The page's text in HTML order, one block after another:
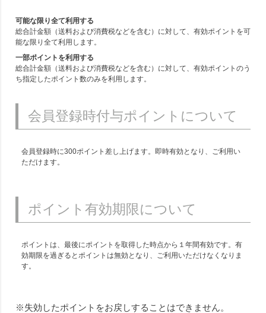
可能な限り全て利用する
総合計金額（送料および消費税などを含む）に対して、有効ポイントを可
能な限り全て利用します。
一部ポイントを利用する
総合計金額（送料および消費税などを含む）に対して、有効ポイントのう
ち指定したポイント数のみを利用します。
会員登録時付与ポイントについて
会員登録時に300ポイント差し上げます。即時有効となり、ご利用い
ただけます。
ポイント有効期限について
ポイントは、最後にポイントを取得した時点から１年間有効です。有
効期限を過ぎるとポイントは無効となり、ご利用いただけなくなりま
す。
失効したポイントをお戻しすることはできません。